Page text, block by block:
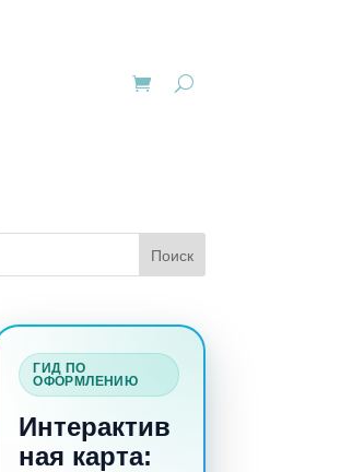
ГИД ПО
ОФОРМЛЕНИЮ
Интерактив
ная карта: